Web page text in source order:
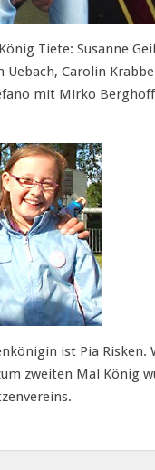
Tiete: Susanne
Carolin
mit Mirko
ist Pia
zweiten Mal König